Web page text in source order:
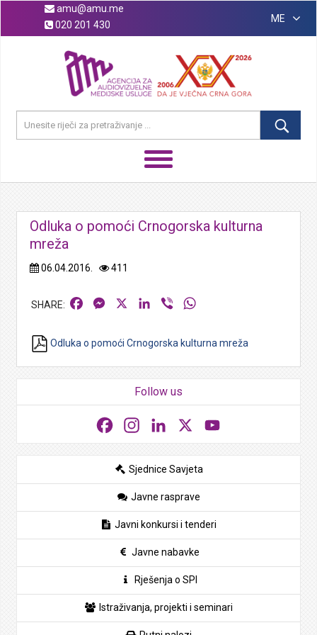
amu@amu.me
020 201 430
ME
Odluka o pomoći Crnogorska kulturna
mreža
06.04.2016. 411
FacebookMessengerLinkedIn
Viber
Odluka o pomoći Crnogorska kulturna mreža
Follow us
FacebookInstagramLinkedIn
Sjednice Savjeta
Javne rasprave
Javni konkursi i tenderi
Javne nabavke
Rješenja o SPI
Istraživanja, projekti i seminari